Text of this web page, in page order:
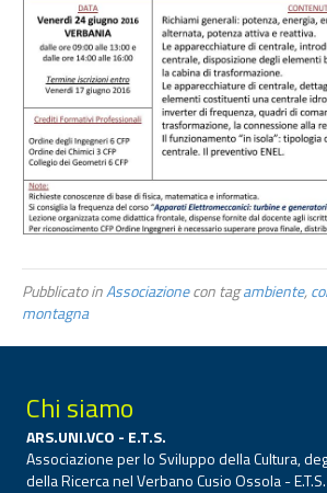
Pubblicato inAssociazionecon tagambiente,
montagna
Chi siamo
ARS.UNI.VCO - E.T.S.
Associazione per lo Sviluppo della Cultura,
della Ricerca nel Verbano Cusio Ossola - E.T.S.